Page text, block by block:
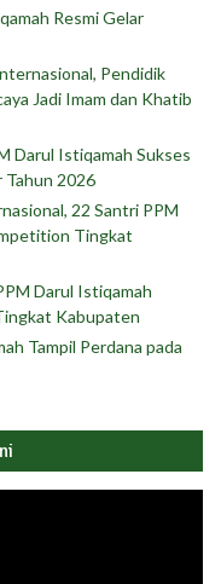
Resmi Gelar
Pendidik
Jadi Imam dan Khatib
Darul Istiqamah Sukses
Tahun 2026
22 Santri PPM
Tingkat
Darul Istiqamah
Kabupaten
Tampil Perdana pada